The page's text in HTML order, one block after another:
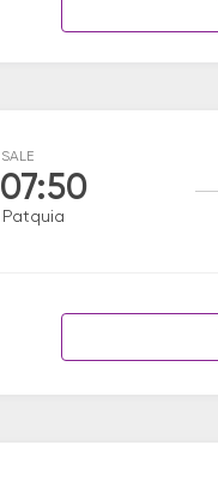
SALE
07:50
Patquia